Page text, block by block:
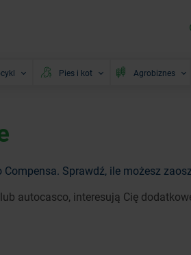
Pies i kot Agrobiznes
Sprawdź, ile możesz
autocasco, interesują Cię